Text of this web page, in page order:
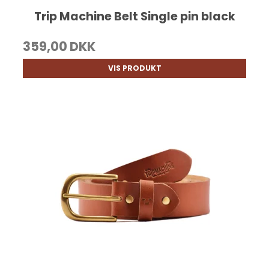
Trip Machine Belt Single pin black
359,00 DKK
VIS PRODUKT